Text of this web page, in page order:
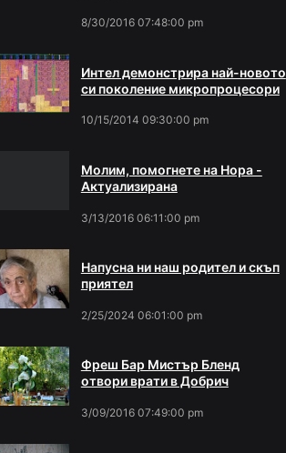
8/30/2016 07:48:00 pm
Интел демонстрира най-новото
си поколение микропроцесори
10/15/2014 09:30:00 pm
Молим, помогнете на Нора -
Актуализирана
3/13/2016 06:11:00 pm
Напусна ни наш родител и скъп
приятел
2/25/2024 06:01:00 pm
Фреш Бар Мистър Бленд
отвори врати в Добрич
3/09/2016 07:49:00 pm